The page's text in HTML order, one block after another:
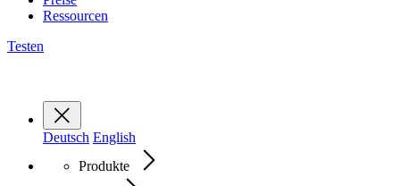
Ressourcen
Testen
Deutsch English
Produkte